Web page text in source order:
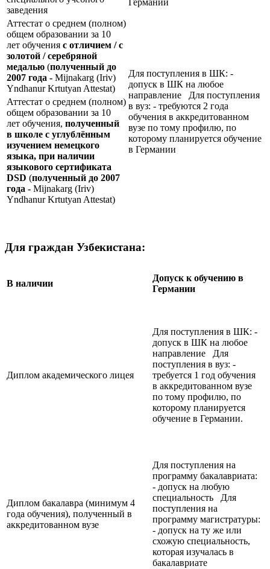
Германии
заведения
Аттестат о среднем (полном)
общем образовании за 10
лет обучения с отличием / с
золотой / серебряной
медалью (полученный до
2007 года - Mijnakarg (Iriv)
Yndhanur Krtutyan Attestat)
Для поступления в ШК: -
допуск в ШК на любое
направление Для поступления
в вуз: - требуются 2 года
обучения в аккредитованном
вузе по тому профилю, по
которому планируется обучение
в Германии
Аттестат о среднем (полном)
общем образовании за 10
лет обучения, полученный
в школе с углублённым
изучением немецкого
языка, при наличии
языкового сертификата
DSD (полученный до 2007
года - Mijnakarg (Iriv)
Yndhanur Krtutyan Attestat)
Для граждан Узбекистана:
В наличии
Допуск к обучению в
Германии
Диплом академического лицея
Для поступления в ШК: -
допуск в ШК на любое
направление Для
поступления в вуз: -
требуется 1 год обучения
в аккредитованном вузе
по тому профилю, по
которому планируется
обучение в Германии.
Диплом бакалавра (минимум 4
года обучения), полученный в
аккредитованном вузе
Для поступления на
программу бакалавриата:
- допуск на любую
специальность Для
поступления на
программу магистратуры:
- допуск на ту же или
схожую специальность,
которая изучалась в
бакалавриате